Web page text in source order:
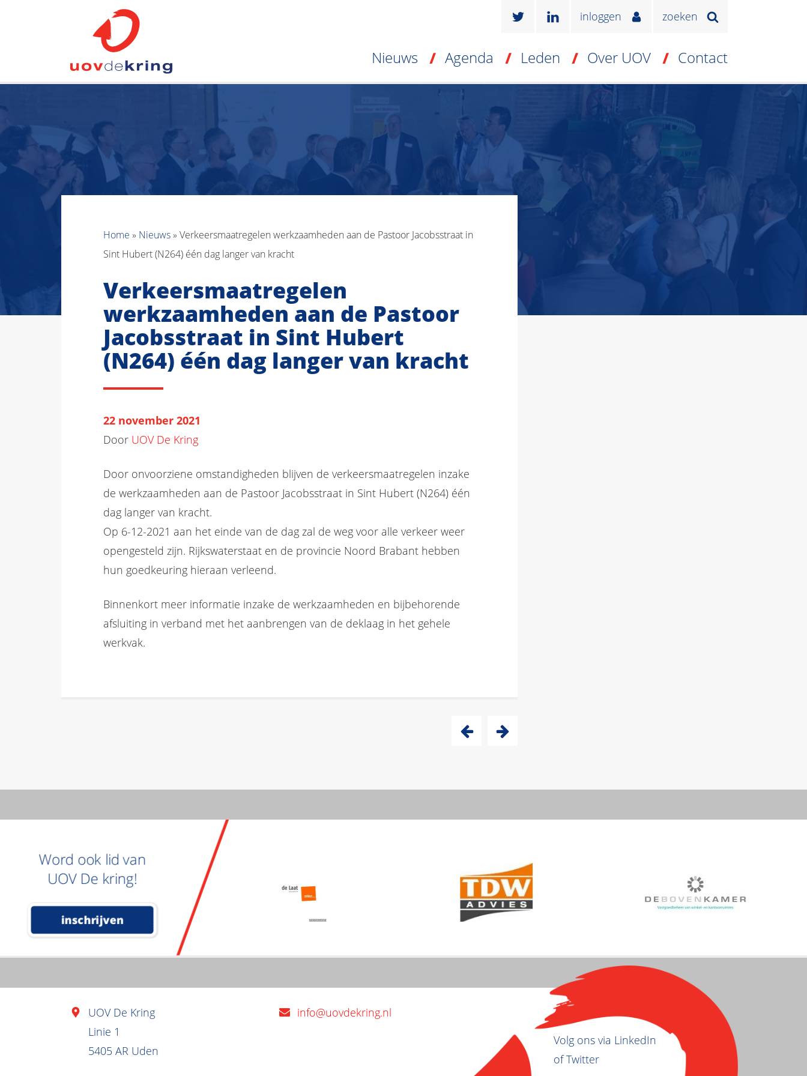
inloggen zoeken
Nieuws Agenda Leden Over UOV Contact
Home » Nieuws» Verkeersmaatregelen werkzaamheden aan de Pastoor Jacobsstraat in
Sint Hubert (N264) één dag langer van kracht
Verkeersmaatregelen
werkzaamheden aan de Pastoor
Jacobsstraat in Sint Hubert
(N264) één dag langer van kracht
22 november 2021
Door UOV De Kring
Door onvoorziene omstandigheden blijven de verkeersmaatregelen inzake
de werkzaamheden aan de Pastoor Jacobsstraat in Sint Hubert (N264) één
dag langer van kracht.
Op 6-12-2021 aan het einde van de dag zal de weg voor alle verkeer weer
opengesteld zijn. Rijkswaterstaat en de provincie Noord Brabant hebben
hun goedkeuring hieraan verleend.
Binnenkort meer informatie inzake de werkzaamheden en bijbehorende
afsluiting in verband met het aanbrengen van de deklaag in het gehele
werkvak.
Word ook lid van
UOV De kring!
inschrijven
UOV De Kring
Linie 1
5405 AR Uden
info@uovdekring.nl
Volg ons via LinkedIn
of Twitter